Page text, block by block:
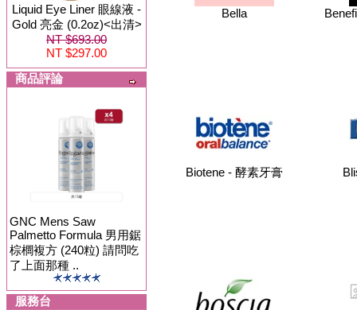
Liquid Eye Liner 眼線液 -
Gold 亮金 (0.2oz)<出清>
NT $693.00
NT $297.00
商品評論
GNC Mens Saw
Palmetto Formula 男用鋸
棕櫚複方 (240粒) 請問吃
了上面那種 ..
服務台
Bella
Biotene - 酵素牙膏